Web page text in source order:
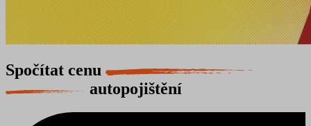
Spočítat cenu
autopojištění